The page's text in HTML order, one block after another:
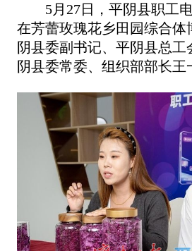
5月27日，平阴县职工电
在芳蕾玫瑰花乡田园综合体
阴县委副书记、平阴县总工
阴县委常委、组织部部长王